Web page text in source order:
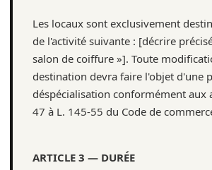
Les locaux sont exclusivement
de l'activité suivante : [décrire
salon de coiffure »]. Toute
destination devra faire l'objet d'une
déspécialisation conformément aux
47 à L. 145-55 du Code de
ARTICLE 3 — DURÉE